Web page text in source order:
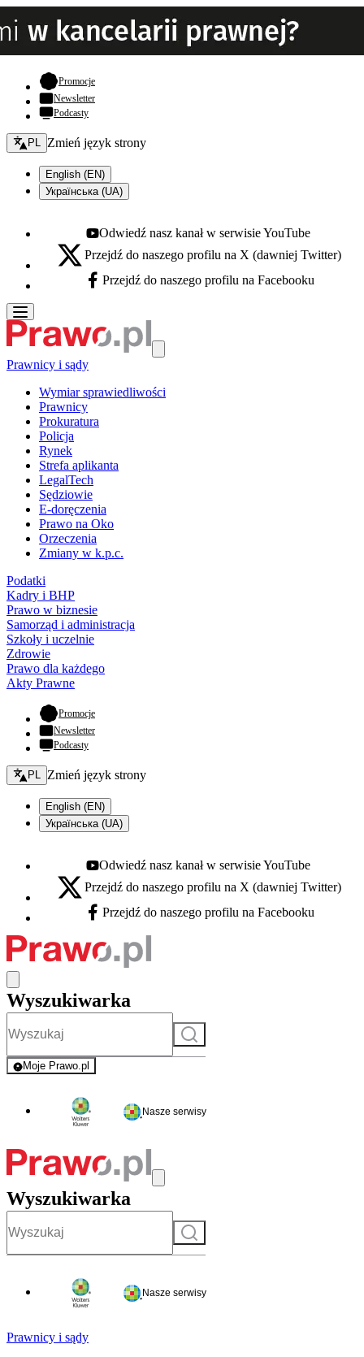
Promocje- otwiera się w nowej karcie
Newsletter
Podcasty
Zmień język - bieżący:
PL Zmień język strony
English (EN)
Українська (UA)
Youtube - otwiera się w nowej karcie
Odwiedź nasz kanał w serwisie YouTube
X - otwiera się w nowej karcie
Przejdź do naszego profilu na X (dawniej Twitter)
Facebook - otwiera się w nowej karcie
Przejdź do naszego profilu na Facebooku
Prawnicy i sądy
Wymiar sprawiedliwości
Prawnicy
Prokuratura
Policja
Rynek
Strefa aplikanta
LegalTech
Sędziowie
E-doręczenia
Prawo na Oko
Orzeczenia
Zmiany w k.p.c.
Podatki
Kadry i BHP
Prawo w biznesie
Samorząd i administracja
Szkoły i uczelnie
Zdrowie
Prawo dla każdego
Akty Prawne
Promocje- otwiera się w nowej karcie
Newsletter
Podcasty
Zmień język - bieżący:
PL Zmień język strony
English (EN)
Українська (UA)
Youtube - otwiera się w nowej karcie
Odwiedź nasz kanał w serwisie YouTube
X - otwiera się w nowej karcie
Przejdź do naszego profilu na X (dawniej Twitter)
Facebook - otwiera się w nowej karcie
Przejdź do naszego profilu na Facebooku
Wyszukiwarka
Szukaj
Moje Prawo.pl
- rejestracja i logowanie do serwisu
Nasze serwisy
Wyszukiwarka
Szukaj
Nasze serwisy
Prawnicy i sądy